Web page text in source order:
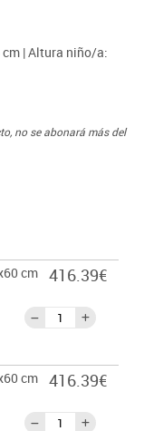
cm | Altura niño/a:
no se abonará más del
cm
416.39€
cm
416.39€